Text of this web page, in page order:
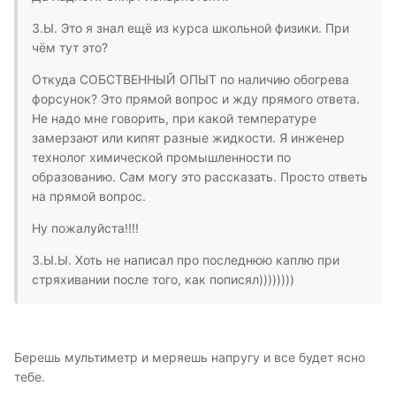
З.Ы. Это я знал ещё из курса школьной физики. При
чём тут это?
Откуда СОБСТВЕННЫЙ ОПЫТ по наличию обогрева
форсунок? Это прямой вопрос и жду прямого ответа.
Не надо мне говорить, при какой температуре
замерзают или кипят разные жидкости. Я инженер
технолог химической промышленности по
образованию. Сам могу это рассказать. Просто ответь
на прямой вопрос.
Ну пожалуйста!!!!
З.Ы.Ы. Хоть не написал про последнюю каплю при
стряхивании после того, как пописял))))))))
Берешь мультиметр и меряешь напругу и все будет ясно
тебе.